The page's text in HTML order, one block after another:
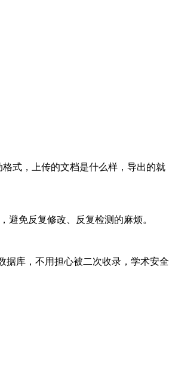
式，上传的文档是什么样，导出的就
避免反复修改、反复检测的麻烦。
据库，不用担心被二次收录，学术安全